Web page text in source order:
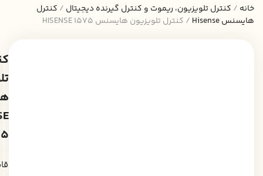
خانه / کنترل تلویزیون، ریموت و کنترل گیرنده دیجیتال / کنترل
هایسنس Hisense
/ کنترل تلویزیون هایسنس HISENSE 1575